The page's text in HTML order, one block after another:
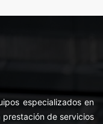
especializados en
de servicios